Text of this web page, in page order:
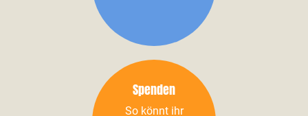
Spenden
So könnt ihr